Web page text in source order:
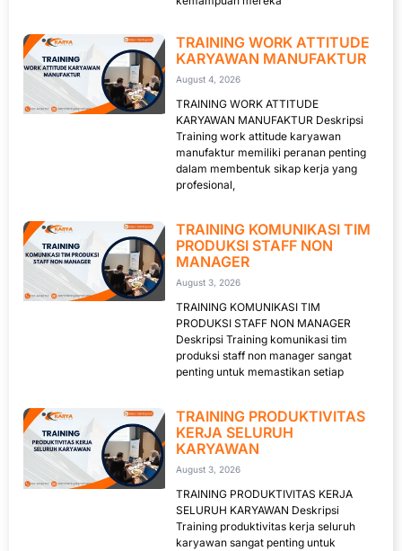
TRAINING WORK ATTITUDE
KARYAWAN MANUFAKTUR
August 4, 2026
TRAINING WORK ATTITUDE
KARYAWAN MANUFAKTUR Deskripsi
Training work attitude karyawan
manufaktur memiliki peranan penting
dalam membentuk sikap kerja yang
profesional,
TRAINING KOMUNIKASI TIM
PRODUKSI STAFF NON
MANAGER
August 3, 2026
TRAINING KOMUNIKASI TIM
PRODUKSI STAFF NON MANAGER
Deskripsi Training komunikasi tim
produksi staff non manager sangat
penting untuk memastikan setiap
TRAINING PRODUKTIVITAS
KERJA SELURUH
KARYAWAN
August 3, 2026
TRAINING PRODUKTIVITAS KERJA
SELURUH KARYAWAN Deskripsi
Training produktivitas kerja seluruh
karyawan sangat penting untuk